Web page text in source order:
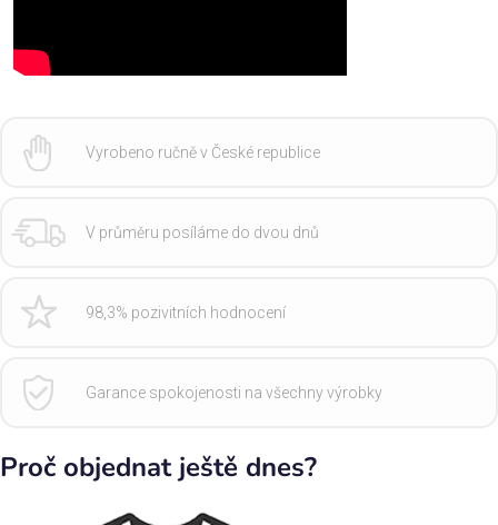
Vyrobeno ručně v České republice
V průměru posíláme do dvou dnů
98,3% pozivitních hodnocení
Garance spokojenosti na všechny výrobky
Proč objednat ještě dnes?